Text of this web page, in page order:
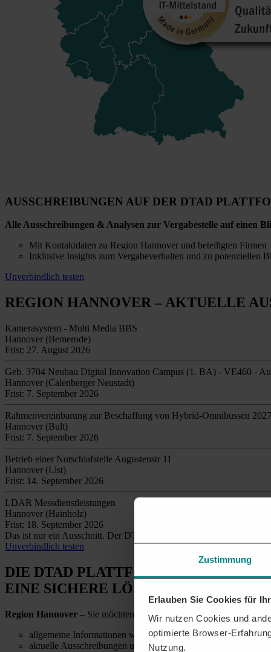
Zustimmung
Erlauben Sie Cookies für
Wir nutzen Cookies und
optimierte Browser-
Nutzung.
AUSSCHREIBUNGEN AUF DER DTAD
Alle Ausschreibungen & Analysen zur Vergabestelle auf einen
Mit Kontaktdaten zu Region Hannover und beteiligten Firmen
Inklusive Insights zum Vergabeverhalten und zu potenziellen
Unverbindlich testen
REGION HANNOVER– AKTUELLE
Kamerasystem - Multi Media BBS
Hannover (Bemerode)
Frist: 27. August 2026
Geb. 3704 Neubau Digital Innovation Campus (1. BA) - VE460 -
Hannover (Calenberger Neustadt)
Frist: 7. September 2026
Rahmenvereinbarung zur Beschaffung von Hybrid-Omnibussen
Hannover (Bult)
Frist: 7. September 2026
Betrieb einer Notschlafstelle Augustenstr 11
Hannover (List)
Frist: 14. September 2026
LDAR Messdienstleistungen
Hannover (Hainholz)
Frist: 18. September 2026
Das ist nur ein Ausschnitt. Der DTAD findet täglich
Unverbindlich testen
DIE DTAD PLATTFORM
EINE SICHERE LÖSUNG
Region Hannover – Sie möchten alle relevanten Ausschreibungen
allgemeine Informationen wie Telefonnummern und E-Mail-
aktuelle Ausschreibungen und Details zu vergebenen Aufträgen,